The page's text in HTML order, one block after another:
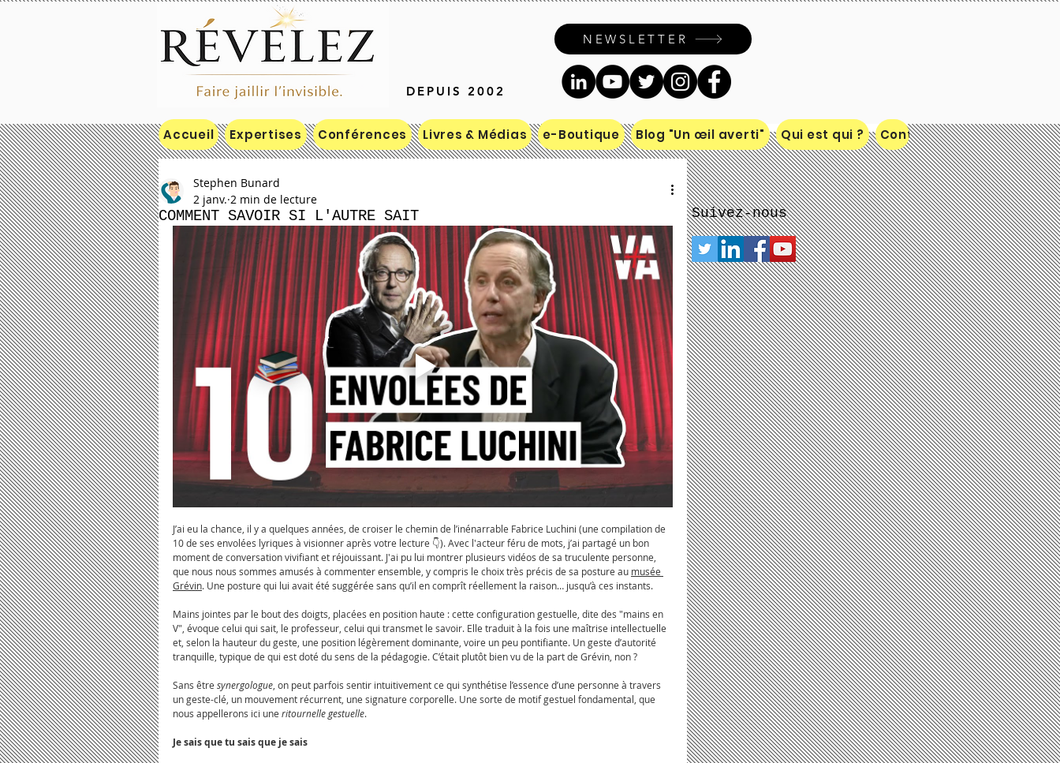
Inscrivez-vous à notre liste de
diffusion
COMMENT SAVOIR SI L'AUTRE SAIT
Stephen Bunard
2 janv. 2 min de lecture
J’ai eu la chance, il y a quelques années, de croiser le chemin de l’inénarrable Fabrice Luchini (une compilation de
10 de ses envolées lyriques à visionner après votre lecture 👇). Avec l'acteur féru de mots, j’ai partagé un bon
moment de conversation vivifiant et réjouissant. J'ai pu lui montrer plusieurs vidéos de sa truculente personne,
que nous nous sommes amusés à commenter ensemble, y compris le choix très précis de sa posture au musée
Grévin. Une posture qui lui avait été suggérée sans qu’il en comprît réellement la raison… jusqu’à ces instants.
Mains jointes par le bout des doigts, placées en position haute : cette configuration gestuelle, dite des "mains en
V", évoque celui qui sait, le professeur, celui qui transmet le savoir. Elle traduit à la fois une maîtrise intellectuelle
et, selon la hauteur du geste, une position légèrement dominante, voire un peu pontifiante. Un geste d’autorité
tranquille, typique de qui est doté du sens de la pédagogie. C’était plutôt bien vu de la part de Grévin, non ?
Sans être synergologue , on peut parfois sentir intuitivement ce qui synthétise l’essence d’une personne à travers
un geste-clé, un mouvement récurrent, une signature corporelle. Une sorte de motif gestuel fondamental, que
nous appellerons ici une ritournelle gestuelle.
Je sais que tu sais que je sais
Suivez-nous
DEPUIS 2002
NEWSLETTER
Accueil Expertises Conférences Livres & Médias e-Boutique Blog "Un œil averti" Qui est qui ? Contact